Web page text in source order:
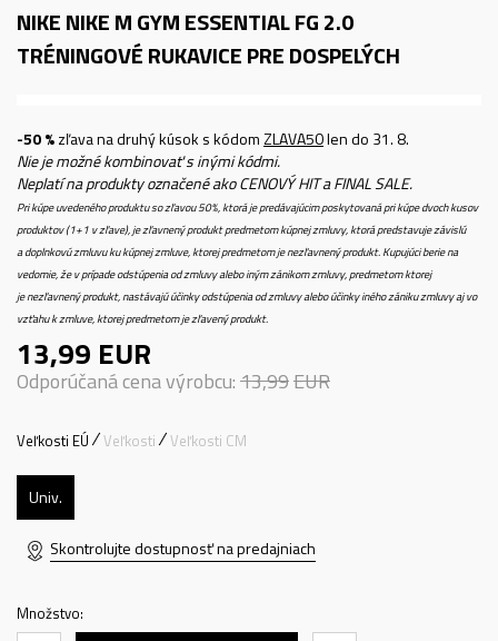
NIKE NIKE M GYM ESSENTIAL FG 2.0
TRÉNINGOVÉ RUKAVICE PRE DOSPELÝCH
-50 %zľava na druhý kúsok s kódomZLAVA50len do 31. 8.
Nie je možné kombinovať s inými kódmi.
Neplatí na produkty označené ako CENOVÝ HIT a FINAL SALE.
Pri kúpe uvedeného produktu so zľavou 50%, ktorá je predávajúcim poskytovaná pri kúpe dvoch kusov
produktov (1+1 v zľave), je zľavnený produkt predmetom kúpnej zmluvy, ktorá predstavuje závislú
a doplnkovú zmluvu ku kúpnej zmluve, ktorej predmetom je nezľavnený produkt. Kupujúci berie na
vedomie, že v prípade odstúpenia od zmluvy alebo iným zánikom zmluvy, predmetom ktorej
je nezľavnený produkt, nastávajú účinky odstúpenia od zmluvy alebo účinky iného zániku zmluvy aj vo
vzťahu k zmluve, ktorej predmetom je zľavený produkt.
13,99 EUR
Odporúčaná cena výrobcu:13,99EUR
Veľkosti EÚ Veľkosti Veľkosti CM
Univ.
Skontrolujte dostupnosť na predajniach
Množstvo: